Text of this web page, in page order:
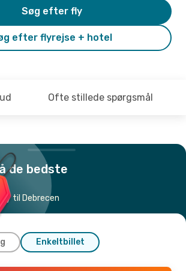
efter flyrejse + hotel
Søg efter fly
Ofte stillede spørgsmål
de bedste
til Debrecen
Enkeltbillet